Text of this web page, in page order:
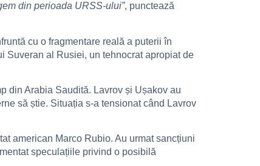
din perioada URSS-ului”, punctează
cu o fragmentare reală a puterii în
Suveran al Rusiei, un tehnocrat apropiat de
din Arabia Saudită. Lavrov și Ușakov au
să știe. Situația s-a tensionat când Lavrov
american Marco Rubio. Au urmat sancțiuni
speculațiile privind o posibilă